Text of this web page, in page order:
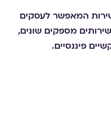
המאפשר לעסקים
מספקים שונים,
פיננסיים.